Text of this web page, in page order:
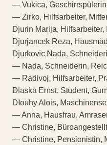
— Vukica,
— Zirko, Hilfsarbeiter,
Djurin Marija, Hilfsarbeiter,
Djurjancek Reza,
Djurkovic Nada,
— Nada, Schneiderin,
— Radivoj, Hilfsarbeiter,
Dlaska Ernst, Student,
DIouhy Alois,
— Anna, Hausfrau,
— Christine,
— Christine, Pensionistin,